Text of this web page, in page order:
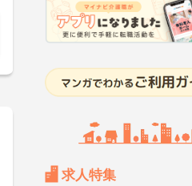
求人特集